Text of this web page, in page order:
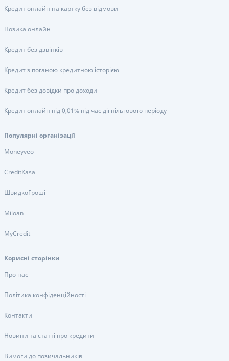
Кредит онлайн на картку без відмови
Позика онлайн
Кредит без дзвінків
Кредит з поганою кредитною історією
Кредит без довідки про доходи
Кредит онлайн під 0,01% під час дії пільгового періоду
Популярні організації
Moneyveo
CreditKasa
ШвидкоГроші
Miloan
MyCredit
Корисні сторінки
Про нас
Політика конфіденційності
Контакти
Новини та статті про кредити
Вимоги до позичальників